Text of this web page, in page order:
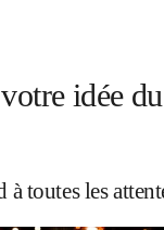
idée
à toutes les